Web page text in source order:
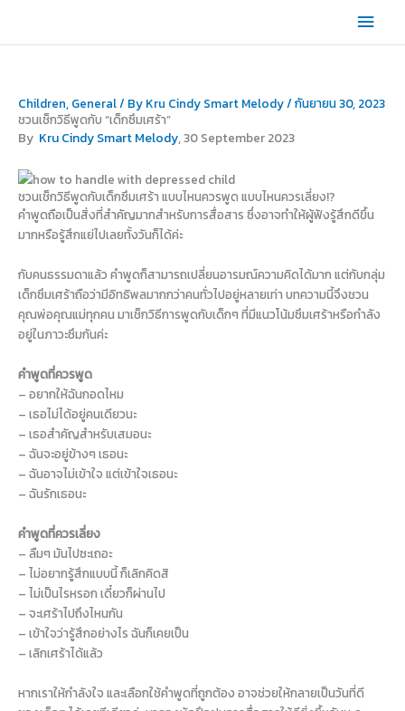
content
Main
Children, General/ By Kru Cindy Smart Melody/กันยายน 30, 2023
ชวนเช็กวิธีพูดกับ “เด็กซึมเศร้า”
By Kru Cindy Smart Melody, 30 September 2023
ชวนเช็กวิธีพูดกับเด็กซึมเศร้า แบบไหนควรพูด แบบไหนควรเลี่ยง!?
คำพูดถือเป็นสิ่งที่สำคัญมากสำหรับการสื่อสาร ซึ่งอาจทำให้ผู้ฟังรู้สึกดีขึ้น
มากหรือรู้สึกแย่ไปเลยทั้งวันก็ได้ค่ะ
กับคนธรรมดาแล้ว คำพูดก็สามารถเปลี่ยนอารมณ์ความคิดได้มาก แต่กับกลุ่ม
เด็กซึมเศร้าถือว่ามีอิทธิพลมากกว่าคนทั่วไปอยู่หลายเท่า บทความนี้จึงชวน
คุณพ่อคุณแม่ทุกคน มาเช็กวิธีการพูดกับเด็กๆ ที่มีแนวโน้มซึมเศร้าหรือกำลัง
อยู่ในภาวะซึมกันค่ะ
คำพูดที่ควรพูด
– อยากให้ฉันกอดไหม
– เธอไม่ได้อยู่คนเดียวนะ
– เธอสำคัญสำหรับเสมอนะ
– ฉันจะอยู่ข้างๆ เธอนะ
– ฉันอาจไม่เข้าใจ แต่เข้าใจเธอนะ
– ฉันรักเธอนะ
คำพูดที่ควรเลี่ยง
– ลืมๆ มันไปซะเถอะ
– ไม่อยากรู้สึกแบบนี้ ก็เลิกคิดสิ
– ไม่เป็นไรหรอก เดี๋ยวก็ผ่านไป
– จะเศร้าไปถึงไหนกัน
– เข้าใจว่ารู้สึกอย่างไร ฉันก็เคยเป็น
– เลิกเศร้าได้แล้ว
หากเราให้กำลังใจ และเลือกใช้คำพูดที่ถูกต้อง อาจช่วยให้กลายเป็นวันที่ดี